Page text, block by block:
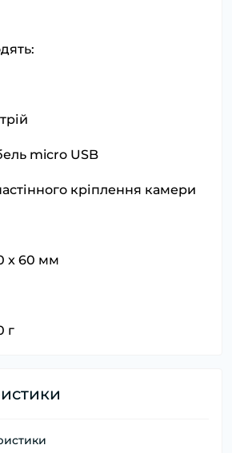
micro USB
кріплення камери
x 60 мм
г